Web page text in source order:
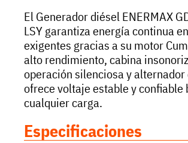
El Generador diésel ENERMAX
LSY garantiza energía continua
exigentes gracias a su motor
alto rendimiento, cabina
operación silenciosa y alternador
ofrece voltaje estable y confiable
cualquier carga.
Especificaciones